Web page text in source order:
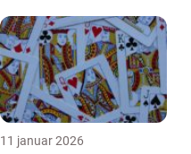
11 januar 2026